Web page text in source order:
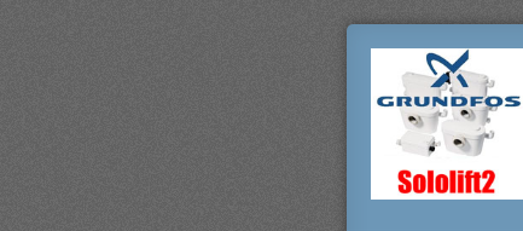
НАСОСЫ
SOLOLIFT
КИЕВЕ
Сололифт